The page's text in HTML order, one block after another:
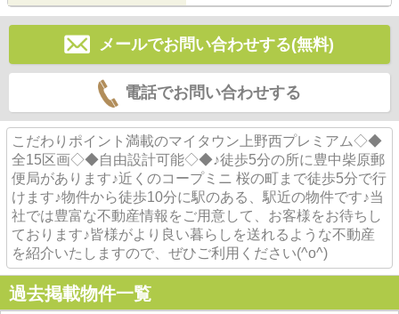
メールでお問い合わせする(無料)
電話でお問い合わせする
こだわりポイント満載のマイタウン上野西プレミアム◇◆
全15区画◇◆自由設計可能◇◆♪徒歩5分の所に豊中柴原郵
便局があります♪近くのコープミニ 桜の町まで徒歩5分で行
けます♪物件から徒歩10分に駅のある、駅近の物件です♪当
社では豊富な不動産情報をご用意して、お客様をお待ちし
ております♪皆様がより良い暮らしを送れるような不動産
を紹介いたしますので、ぜひご利用ください(^o^)
過去掲載物件一覧